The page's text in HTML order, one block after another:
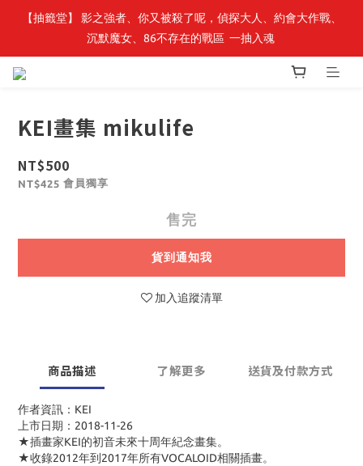
最新開賣🔥「全知讀者視角」 周邊商品
【抽籤堂】 影之強者、你又被殺了呢，偵探大人、約會大作戰、
沉默魔女、86不存在的戰區  一抽入魂
KEI畫集 mikulife
NT$500
NT$425 會員獨享
售完
貨到通知我
加入追蹤清單
商品描述 了解更多 送貨及付款方式
作者資訊：KEI
上市日期：2018-11-26
★插畫家KEI的初音未來十周年紀念畫集。
★收錄2012年到2017年所有VOCALOID相關插畫。